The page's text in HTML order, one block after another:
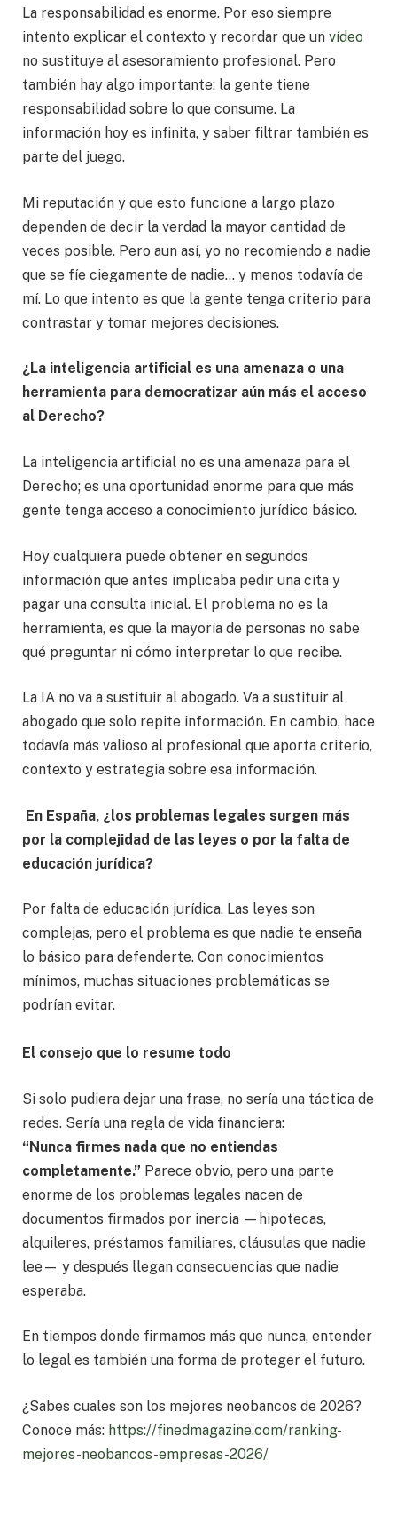
La responsabilidad es enorme. Por eso siempre
intento explicar el contexto y recordar que un vídeo
no sustituye al asesoramiento profesional. Pero
también hay algo importante: la gente tiene
responsabilidad sobre lo que consume. La
información hoy es infinita, y saber filtrar también es
parte del juego.
Mi reputación y que esto funcione a largo plazo
dependen de decir la verdad la mayor cantidad de
veces posible. Pero aun así, yo no recomiendo a nadie
que se fíe ciegamente de nadie… y menos todavía de
mí. Lo que intento es que la gente tenga criterio para
contrastar y tomar mejores decisiones.
¿La inteligencia artificial es una amenaza o una
herramienta para democratizar aún más el acceso
al Derecho?
La inteligencia artificial no es una amenaza para el
Derecho; es una oportunidad enorme para que más
gente tenga acceso a conocimiento jurídico básico.
Hoy cualquiera puede obtener en segundos
información que antes implicaba pedir una cita y
pagar una consulta inicial. El problema no es la
herramienta, es que la mayoría de personas no sabe
qué preguntar ni cómo interpretar lo que recibe.
La IA no va a sustituir al abogado. Va a sustituir al
abogado que solo repite información. En cambio, hace
todavía más valioso al profesional que aporta criterio,
contexto y estrategia sobre esa información.
En España, ¿los problemas legales surgen más
por la complejidad de las leyes o por la falta de
educación jurídica?
Por falta de educación jurídica. Las leyes son
complejas, pero el problema es que nadie te enseña
lo básico para defenderte. Con conocimientos
mínimos, muchas situaciones problemáticas se
podrían evitar.
El consejo que lo resume todo
Si solo pudiera dejar una frase, no sería una táctica de
redes. Sería una regla de vida financiera:
“Nunca firmes nada que no entiendas
completamente.” Parece obvio, pero una parte
enorme de los problemas legales nacen de
documentos firmados por inercia —hipotecas,
alquileres, préstamos familiares, cláusulas que nadie
lee— y después llegan consecuencias que nadie
esperaba.
En tiempos donde firmamos más que nunca, entender
lo legal es también una forma de proteger el futuro.
¿Sabes cuales son los mejores neobancos de 2026?
Conoce más: https://finedmagazine.com/ranking-
mejores-neobancos-empresas-2026/